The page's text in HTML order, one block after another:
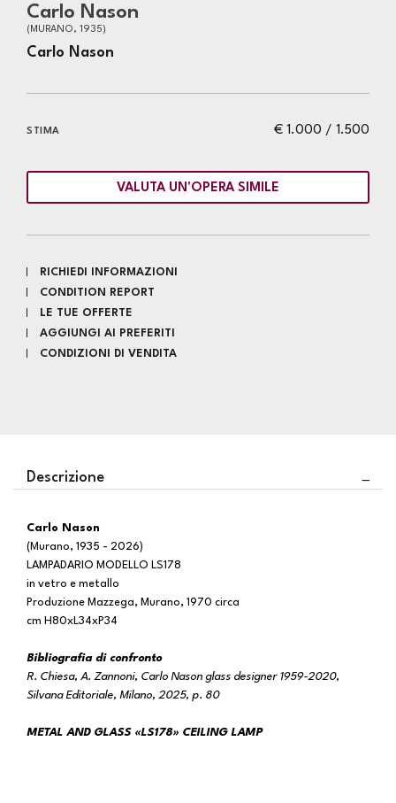
Carlo Nason
(MURANO, 1935)
Carlo Nason
€ 1.000 / 1.500
STIMA
VALUTA UN'OPERA SIMILE
RICHIEDI INFORMAZIONI
CONDITION REPORT
LE TUE OFFERTE
AGGIUNGI AI PREFERITI
CONDIZIONI DI VENDITA
Descrizione
Carlo Nason
(Murano, 1935 - 2026)
LAMPADARIO MODELLO LS178
in vetro e metallo
Produzione Mazzega, Murano, 1970 circa
cm H80xL34xP34
Bibliografia di confronto
R. Chiesa, A. Zannoni, Carlo Nason glass designer 1959-2020,
Silvana Editoriale, Milano, 2025, p. 80
METAL AND GLASS «LS178» CEILING LAMP